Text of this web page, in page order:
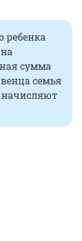
ребенка
сумма
семья
начисляют